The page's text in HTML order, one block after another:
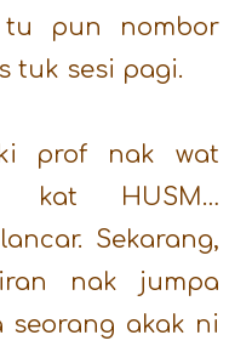
tu pun nombor
tuk sesi pagi.
prof nak wat
kat HUSM…
Sekarang,
nak jumpa
akak ni